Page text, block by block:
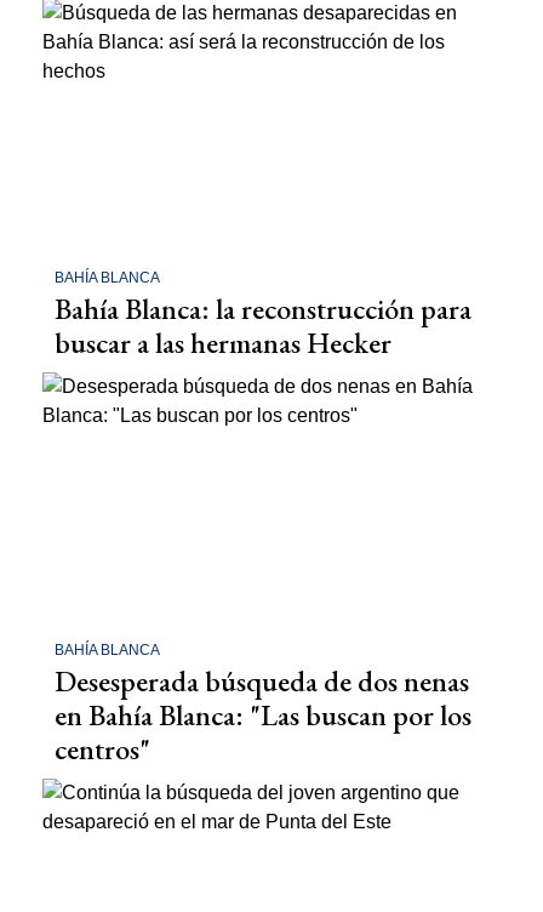
BAHÍA BLANCA
Bahía Blanca: la reconstrucción para
buscar a las hermanas Hecker
BAHÍA BLANCA
Desesperada búsqueda de dos nenas
en Bahía Blanca: "Las buscan por los
centros"